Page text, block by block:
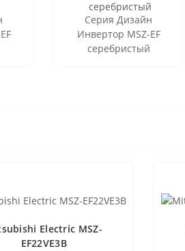
Серия Дизайн
Инвертор MSZ-EF
серебристый
Electric MSZ-
EF22VE3B